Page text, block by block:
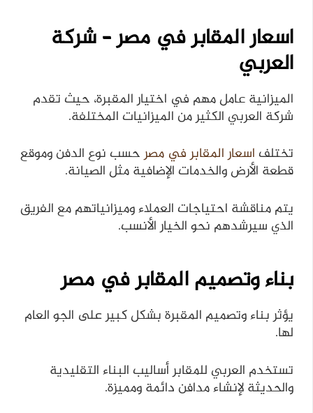
اسعار المقابر في مصر – شركة
العربي
الميزانية عامل مهم في اختيار المقبرة، حيث تقدم
شركة العربي الكثير من الميزانيات المختلفة.
تختلفاسعار المقابر في مصرحسب نوع الدفن وموقع
قطعة الأرض والخدمات الإضافية مثل الصيانة.
يتم مناقشة احتياجات العملاء وميزانياتهم مع الفريق
الذي سيرشدهم نحو الخيار الأنسب.
بناء وتصميم المقابر في مصر
يؤثر بناء وتصميم المقبرة بشكل كبير على الجو العام
لها.
تستخدم العربي للمقابر أساليب البناء التقليدية
والحديثة لإنشاء مدافن دائمة ومميزة.